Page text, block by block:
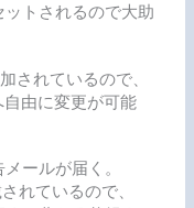
トされるので大助
されているので、
由に変更が可能
ールが届く。
れているので、